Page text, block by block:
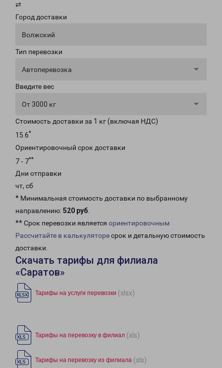
⇄
Город доставки
Волжский
Тип перевозки
Автоперевозка
Введите вес
От 3000 кг
Стоимость доставки за 1 кг (включая НДС)
15.6*
Ориентировочный срок доставки
7 - 7**
Дни отправки
чт, сб
* Минимальная стоимость доставки по выбранному
направлению: 520 руб.
** Срок перевозки является ориентировочным
Рассчитайте в калькуляторесрок и детальную стоимость
доставки.
Скачать тарифы для филиала
«Саратов»
Тарифы на услуги перевозки (xlsx)
Тарифы на перевозку в филиал (xls)
Тарифы на перевозку из филиала (xls)